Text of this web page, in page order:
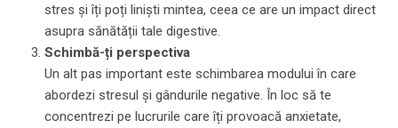
stres și îți poți liniști mintea, ceea ce are un impact direct
asupra sănătății tale digestive.
Schimbă-ți perspectiva
Un alt pas important este schimbarea modului în care
abordezi stresul și gândurile negative. În loc să te
concentrezi pe lucrurile care îți provoacă anxietate,